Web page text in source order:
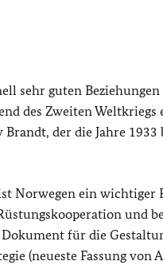
sehr guten Beziehungen
des Zweiten Weltkriegs
der die Jahre 1933
Norwegen ein wichtiger
und
für die
(neueste Fassung von